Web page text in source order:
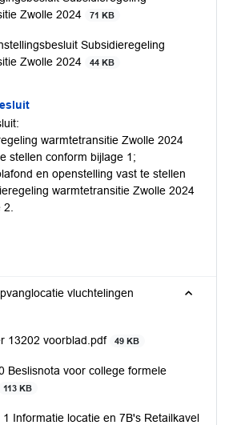
Zwolle 2024
71 KB
Subsidieregeling
Zwolle 2024
44 KB
warmtetransitie Zwolle 2024
stellen conform bijlage 1;
en openstelling vast te stellen
warmtetransitie Zwolle 2024
vluchtelingen
13202 voorblad.pdf
49 KB
Beslisnota voor college formele
113 KB
1 Informatie locatie en 7B's Retailkavel